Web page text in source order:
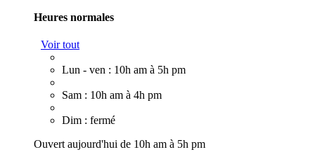
Heures normales
Voir tout
Lun - ven : 10h am à 5h pm
Sam : 10h am à 4h pm
Dim : fermé
Ouvert aujourd'hui de 10h am à 5h pm